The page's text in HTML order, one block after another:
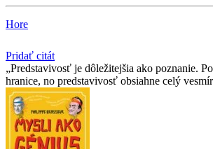
Hore
Pridať citát
Predstavivosť je dôležitejšia ako poznanie.
hranice, no predstavivosť obsiahne celý